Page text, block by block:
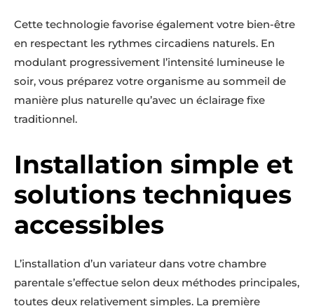
Cette technologie favorise également votre bien-être
en respectant les rythmes circadiens naturels. En
modulant progressivement l’intensité lumineuse le
soir, vous préparez votre organisme au sommeil de
manière plus naturelle qu’avec un éclairage fixe
traditionnel.
Installation simple et
solutions techniques
accessibles
L’installation d’un variateur dans votre chambre
parentale s’effectue selon deux méthodes principales,
toutes deux relativement simples. La première